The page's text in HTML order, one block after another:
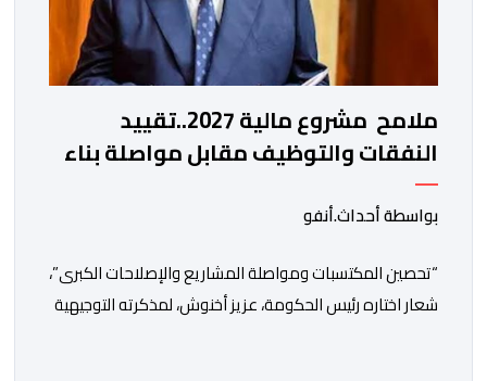
ملامح مشروع مالية 2027..تقييد
النفقات والتوظيف مقابل مواصلة بناء
الدولة الاجتماعية والاستثمار
بواسطة أحداث.أنفو
“تحصين المكتسبات ومواصلة المشاريع والإصلاحات الكبرى”،
شعار اختاره رئيس الحكومة، عزيز أخنوش، لمذكرته التوجيهية